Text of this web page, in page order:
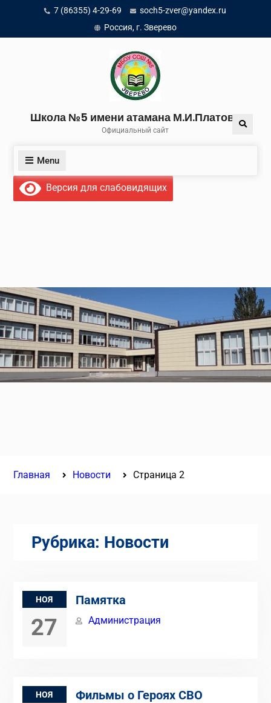
content
7 (86355) 4-29-69
soch5-zver@yandex.ru
Россия, г. Зверево
Школа №5 имени атамана М.И.Платова
Официальный сайт
Menu
Search
Версия для слабовидящих
Главная Новости Страница 2
Рубрика: Новости
НОЯ
27
Памятка
Администрация
НОЯ Фильмы о Героях СВО